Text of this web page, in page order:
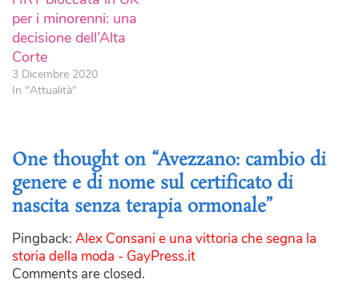
per i minorenni: una
decisione dell’Alta
Corte
3 Dicembre 2020
In "Attualità"
One thought on “Avezzano: cambio di
genere e di nome sul certificato di
nascita senza terapia ormonale”
Pingback: Alex Consani e una vittoria che segna la
storia della moda - GayPress.it
Comments are closed.